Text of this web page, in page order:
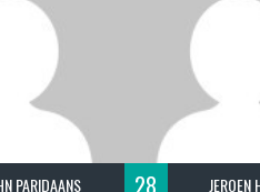
PARIDAANS 28 JEROEN